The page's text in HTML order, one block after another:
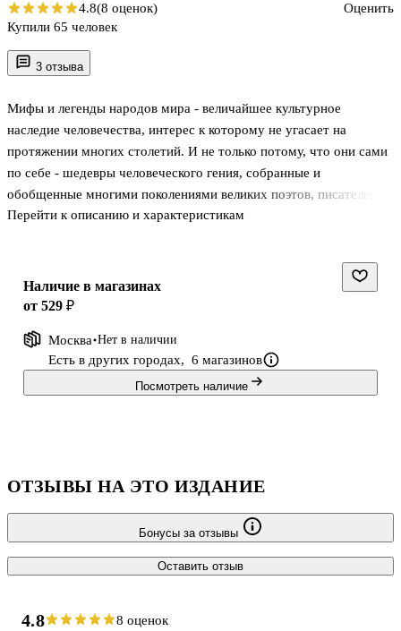
3 отзыва
Мифы и легенды народов мира - величайшее культурное
наследие человечества, интерес к которому не угасает на
протяжении многих столетий. И не только потому, что они сами
по себе - шедевры человеческого гения, собранные и
обобщенные многими поколениями великих поэтов, писателей,
мыслителей. Знание этих легенд и мифов дает ключ к пониманию
Настоящее издание - это попытка дать возможность читателю в
наиболее полном, литературном изложении ознакомиться с
населявших в древности все континенты нашей планеты. .В
данном томе читатели смогут оз
Перейти к описанию и характеристикам
4.8(8 оценок)
Оценить
Купили 65 человек
Наличие в магазинах
от 529 ₽
Москва Нет в наличии
Есть в других городах, 6 магазинов
Посмотреть наличие
ОТЗЫВЫ НА ЭТО ИЗДАНИЕ
Бонусы за отзывы
Оставить отзыв
4.8 8 оценок